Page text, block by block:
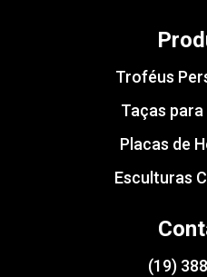
Troféus
Taças
Placas de
Esculturas
(19)